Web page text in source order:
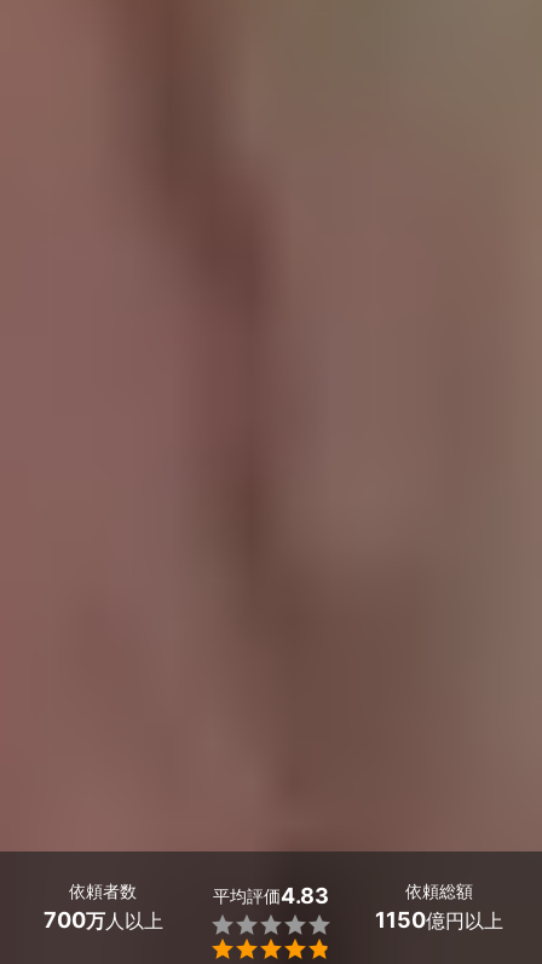
依頼者数
700万人以上
平均評価4.83


依頼総額
1150億円以上